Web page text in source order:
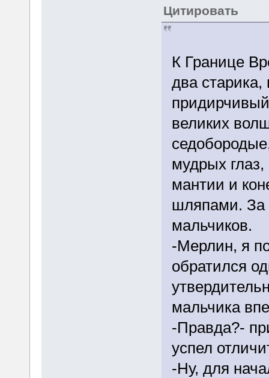
Цитировать
К Границе
два
великих
мудрых
мантии и
шляпами. За
мальчиков.
-Мерлин, я
обратился
мальчика
-Правда?-
успел
-Ну, для